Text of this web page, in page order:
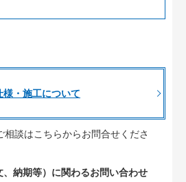
様・施工について
談はこちらからお問合せくださ
納期等）に関わるお問い合わせ